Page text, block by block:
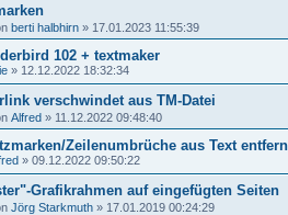
berti halbhirn » 17.01.2023 11:55:39
102 + textmaker
» 12.12.2022 18:32:34
verschwindet aus TM-Datei
Alfred » 11.12.2022 09:48:40
Zeilenumbrüche aus Text
» 09.12.2022 09:50:22
Grafikrahmen auf eingefügten Seiten
Jörg Starkmuth » 17.01.2019 00:24:29